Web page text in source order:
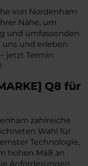
von Nordenham
Nähe, um
und umfassenden
uns und erleben
jetzt Termin
] Q8 für
zahlreiche
Wahl für
Technologie,
hohen Maß an
Anforderungen